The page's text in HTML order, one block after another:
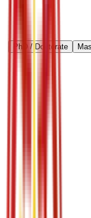
PhD / Doctorate